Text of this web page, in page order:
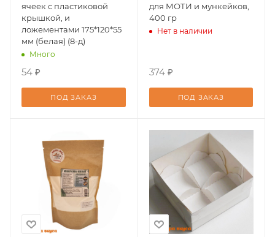
ячеек с пластиковой
крышкой, и
ложементами 175*120*55
мм (белая) (8-д)
Много
54 ₽
ПОД ЗАКАЗ
для МОТИ и мункейков,
400 гр
Нет в наличии
374 ₽
ПОД ЗАКАЗ